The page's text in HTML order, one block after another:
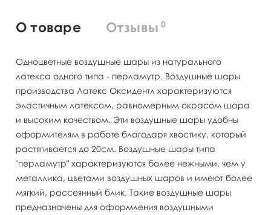
О товаре Отзывы 0
Одноцветные воздушные шары из натурального
латекса одного типа - перламутр. Воздушные шары
производства Латекс Оксидентл характеризуются
эластичным латексом, равномерным окрасом шара
и высоким качеством. Эти воздушные шары удобны
оформителям в работе благодаря хвостику, который
растягивается до 20см. Воздушные шары типа
"перламутр" характеризуются более нежными, чем у
металлика, цветами воздушных шаров и имеют более
мягкий, рассеянный блик. Такие воздушные шары
предназначены для оформления воздушными